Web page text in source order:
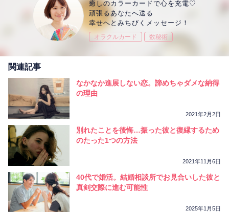
癒しのカラーカードで心を充電♡
頑張るあなたへ送る
幸せへとみちびくメッセージ！
オラクルカード 数秘術
関連記事
なかなか進展しない恋。諦めちゃダメな納得
の理由
2021年2月2日
別れたことを後悔…振った彼と復縁するため
のたった1つの方法
2021年11月6日
40代で婚活。結婚相談所でお見合いした彼と
真剣交際に進む可能性
2025年1月5日